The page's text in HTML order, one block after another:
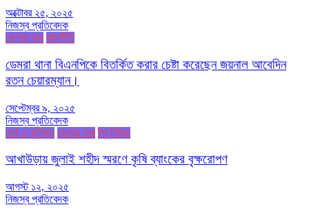
অক্টোবর ২৫, ২০২৫
নিজস্ব প্রতিবেদক
জেলার খবর রাজনীতি
ডেমরা থানা বিএনপিকে বিতর্কিত করার চেষ্টা করেছেন জয়নাল আবেদিন
রতন চেয়ারম্যান।
সেপ্টেম্বর ৯, ২০২৫
নিজস্ব প্রতিবেদক
অর্থ ও বাণিজ্য জেলার খবর টপ নিউজ
আখাউড়ায় জুলাই শহীদ স্মরণে কৃষি ব্যাংকের বৃক্ষরোপণ
আগস্ট ১২, ২০২৫
নিজস্ব প্রতিবেদক